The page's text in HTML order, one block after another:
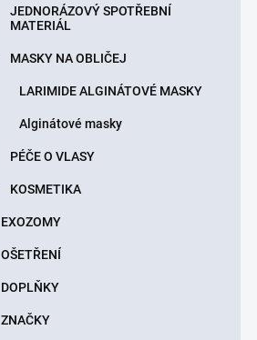
JEDNORÁZOVÝ SPOTŘEBNÍ
MATERIÁL
MASKY NA OBLIČEJ
LARIMIDE ALGINÁTOVÉ MASKY
Alginátové masky
PÉČE O VLASY
KOSMETIKA
EXOZOMY
OŠETŘENÍ
DOPLŇKY
ZNAČKY